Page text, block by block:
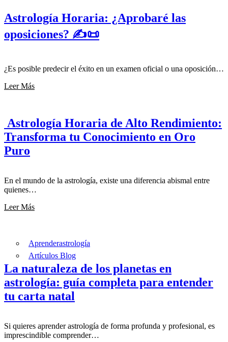
Astrología Horaria: ¿Aprobaré las
oposiciones? ✍️📜
¿Es posible predecir el éxito en un examen oficial o una oposición…
Leer Más
Astrología Horaria de Alto Rendimiento:
Transforma tu Conocimiento en Oro
Puro
En el mundo de la astrología, existe una diferencia abismal entre
quienes…
Leer Más
Aprenderastrología
Artículos Blog
La naturaleza de los planetas en
astrología: guía completa para entender
tu carta natal
Si quieres aprender astrología de forma profunda y profesional, es
imprescindible comprender…